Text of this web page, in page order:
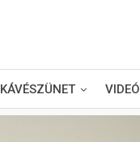
KÁVÉSZÜNET VIDEÓ